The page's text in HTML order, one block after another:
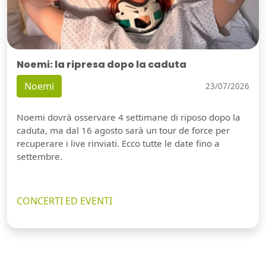
Noemi: la ripresa dopo la caduta
Noemi 23/07/2026
Noemi dovrà osservare 4 settimane di riposo dopo la
caduta, ma dal 16 agosto sarà un tour de force per
recuperare i live rinviati. Ecco tutte le date fino a
settembre.
CONCERTI ED EVENTI